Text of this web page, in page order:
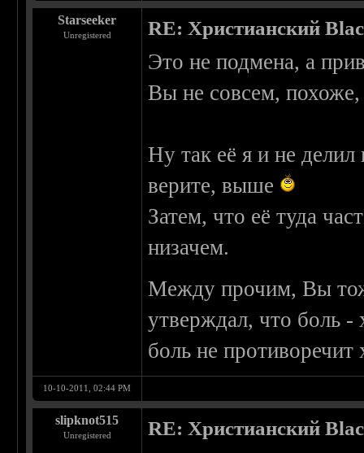
Starseeker
Unregistered RE: Христианский
Это не подмена, а
Вы не совсем,
Ну так её я и не
верите, выше
Затем, что её туда
низачем.
Между прочим, Вы
утверждал, что боль -
боль не
10-10-2011, 02:44 PM
slipknot515
Unregistered RE: Христианский